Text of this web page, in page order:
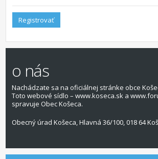
Registrovať
o nás
Nachádzate sa na oficiálnej stránke obce
Toto webové sídlo – www.koseca.sk a
spravuje Obec Košeca.
Obecný úrad Košeca, Hlavná 36/100, 018 64